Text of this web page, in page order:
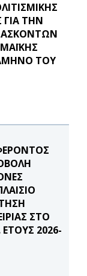
ΓΙΑ ΤΗΝ
ΤΟΥ
ΣΤΟ
2026-